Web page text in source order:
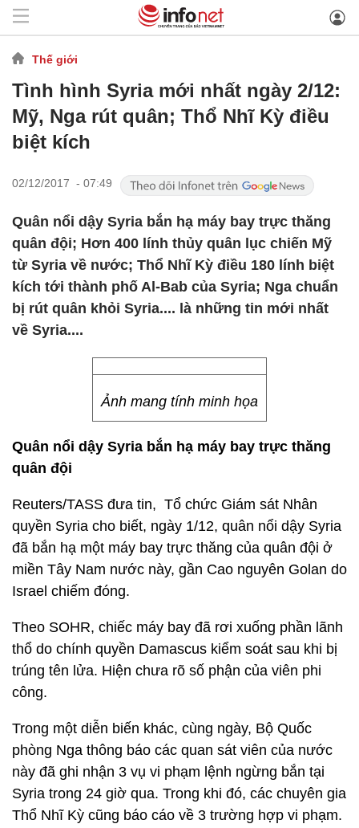
Thế giới
Tình hình Syria mới nhất ngày 2/12:
Mỹ, Nga rút quân; Thổ Nhĩ Kỳ điều
biệt kích
02/12/2017 - 07:49
Quân nổi dậy Syria bắn hạ máy bay trực thăng
quân đội; Hơn 400 lính thủy quân lục chiến Mỹ
từ Syria về nước; Thổ Nhĩ Kỳ điều 180 lính biệt
kích tới thành phố Al-Bab của Syria; Nga chuẩn
bị rút quân khỏi Syria.... là những tin mới nhất
về Syria....
Ảnh mang tính minh họa
Quân nổi dậy Syria bắn hạ máy bay trực thăng
quân đội
Reuters/TASS đưa tin, Tổ chức Giám sát Nhân
quyền Syria cho biết, ngày 1/12, quân nổi dậy Syria
đã bắn hạ một máy bay trực thăng của quân đội ở
miền Tây Nam nước này, gần Cao nguyên Golan do
Israel chiếm đóng.
Theo SOHR, chiếc máy bay đã rơi xuống phần lãnh
thổ do chính quyền Damascus kiểm soát sau khi bị
trúng tên lửa. Hiện chưa rõ số phận của viên phi
công.
Trong một diễn biến khác, cùng ngày, Bộ Quốc
phòng Nga thông báo các quan sát viên của nước
này đã ghi nhận 3 vụ vi phạm lệnh ngừng bắn tại
Syria trong 24 giờ qua. Trong khi đó, các chuyên gia
Thổ Nhĩ Kỳ cũng báo cáo về 3 trường hợp vi phạm.